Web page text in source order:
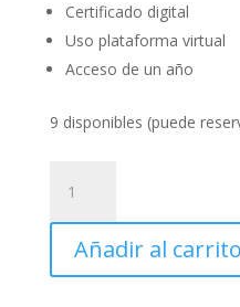
Certificado digital
Uso plataforma virtual
Acceso de un año
9 disponibles (puede
Grabado
de
Ilustración
Digital
Añadir al carrito